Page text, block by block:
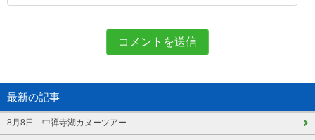
最新の記事
8月8日 中禅寺湖カヌーツアー